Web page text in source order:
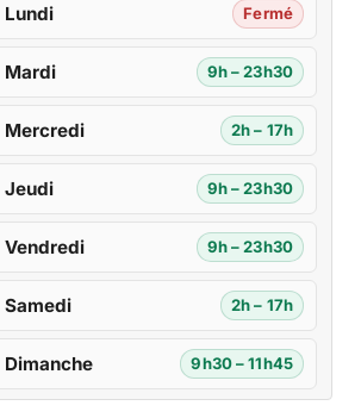
Lundi Fermé
Mardi 9h – 23h30
Mercredi 2h – 17h
Jeudi 9h – 23h30
Vendredi 9h – 23h30
Samedi 2h – 17h
Dimanche 9h30 – 11h45